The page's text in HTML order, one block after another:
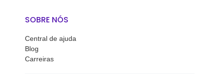
SOBRE NÓS
Central de ajuda
Blog
Carreiras